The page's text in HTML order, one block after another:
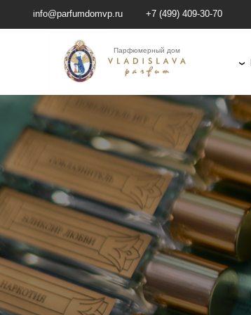
+7 (499) 409-30-70
info@parfumdomvp.ru
❯
Парфюмерный дом